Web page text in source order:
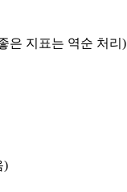
은 지표는 역순 처리)
)